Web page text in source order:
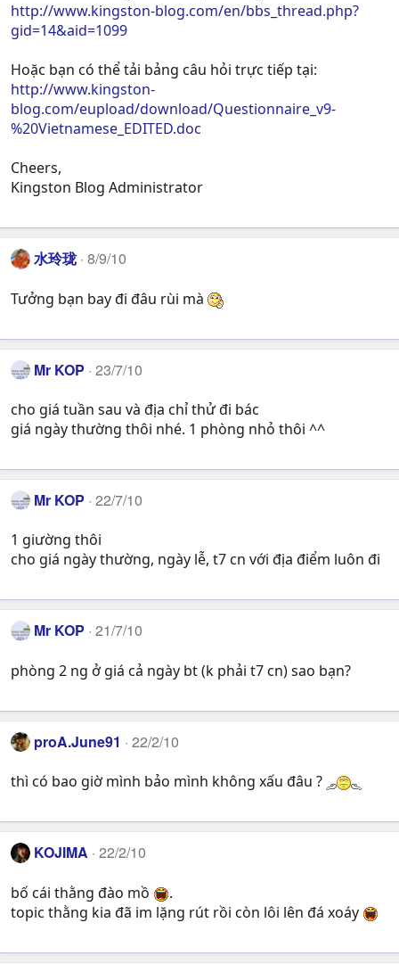
http://www.kingston-blog.com/en/bbs_thread.php?
gid=14&aid=1099
Hoặc bạn có thể tải bảng câu hỏi trực tiếp tại:
http://www.kingston-
blog.com/eupload/download/Questionnaire_v9-
%20Vietnamese_EDITED.doc
Cheers,
Kingston Blog Administrator
水玲珑 8/9/10
Tưởng bạn bay đi đâu rùi mà
Mr KOP 23/7/10
cho giá tuần sau và địa chỉ thử đi bác
giá ngày thường thôi nhé. 1 phòng nhỏ thôi ^^
Mr KOP 22/7/10
1 giường thôi
cho giá ngày thường, ngày lễ, t7 cn với địa điểm luôn đi
Mr KOP 21/7/10
phòng 2 ng ở giá cả ngày bt (k phải t7 cn) sao bạn?
proA.June91 22/2/10
thì có bao giờ mình bảo mình không xấu đâu ?
KOJIMA 22/2/10
bố cái thằng đào mồ
.
topic thằng kia đã im lặng rút rồi còn lôi lên đá xoáy